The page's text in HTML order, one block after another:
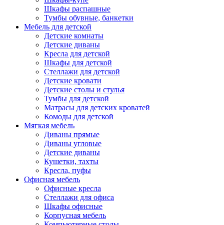
Шкафы распашные
Тумбы обувные, банкетки
Мебель для детской
Детские комнаты
Детские диваны
Кресла для детской
Шкафы для детской
Стеллажи для детской
Детские кровати
Детские столы и стулья
Тумбы для детской
Матрасы для детских кроватей
Комоды для детской
Мягкая мебель
Диваны прямые
Диваны угловые
Детские диваны
Кушетки, тахты
Кресла, пуфы
Офисная мебель
Офисные кресла
Стеллажи для офиса
Шкафы офисные
Корпусная мебель